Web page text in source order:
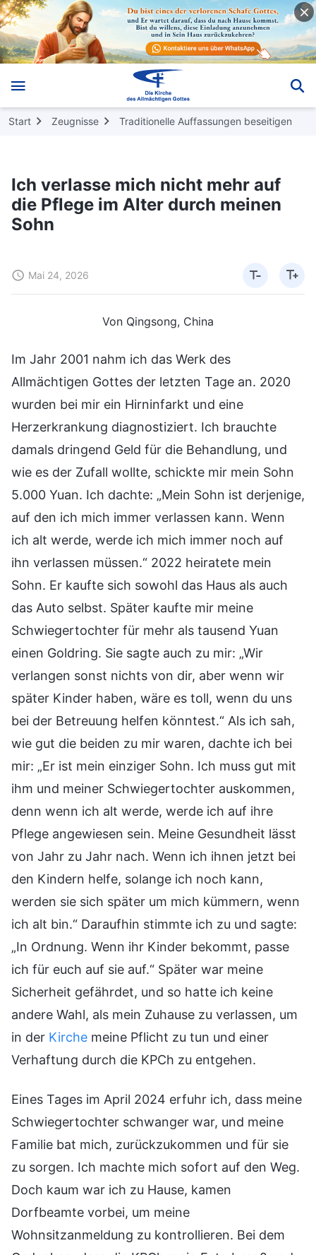
Start Zeugnisse Traditionelle Auffassungen beseitigen
Ich verlasse mich nicht mehr auf
die Pflege im Alter durch meinen
Sohn
Mai 24, 2026
Von Qingsong, China
Im Jahr 2001 nahm ich das Werk des
Allmächtigen Gottes der letzten Tage an. 2020
wurden bei mir ein Hirninfarkt und eine
Herzerkrankung diagnostiziert. Ich brauchte
damals dringend Geld für die Behandlung, und
wie es der Zufall wollte, schickte mir mein Sohn
5.000 Yuan. Ich dachte: „Mein Sohn ist derjenige,
auf den ich mich immer verlassen kann. Wenn
ich alt werde, werde ich mich immer noch auf
ihn verlassen müssen.“ 2022 heiratete mein
Sohn. Er kaufte sich sowohl das Haus als auch
das Auto selbst. Später kaufte mir meine
Schwiegertochter für mehr als tausend Yuan
einen Goldring. Sie sagte auch zu mir: „Wir
verlangen sonst nichts von dir, aber wenn wir
später Kinder haben, wäre es toll, wenn du uns
bei der Betreuung helfen könntest.“ Als ich sah,
wie gut die beiden zu mir waren, dachte ich bei
mir: „Er ist mein einziger Sohn. Ich muss gut mit
ihm und meiner Schwiegertochter auskommen,
denn wenn ich alt werde, werde ich auf ihre
Pflege angewiesen sein. Meine Gesundheit lässt
von Jahr zu Jahr nach. Wenn ich ihnen jetzt bei
den Kindern helfe, solange ich noch kann,
werden sie sich später um mich kümmern, wenn
ich alt bin.“ Daraufhin stimmte ich zu und sagte:
„In Ordnung. Wenn ihr Kinder bekommt, passe
ich für euch auf sie auf.“ Später war meine
Sicherheit gefährdet, und so hatte ich keine
andere Wahl, als mein Zuhause zu verlassen, um
in der Kirche meine Pflicht zu tun und einer
Verhaftung durch die KPCh zu entgehen.
Eines Tages im April 2024 erfuhr ich, dass meine
Schwiegertochter schwanger war, und meine
Familie bat mich, zurückzukommen und für sie
zu sorgen. Ich machte mich sofort auf den Weg.
Doch kaum war ich zu Hause, kamen
Dorfbeamte vorbei, um meine
Wohnsitzanmeldung zu kontrollieren. Bei dem